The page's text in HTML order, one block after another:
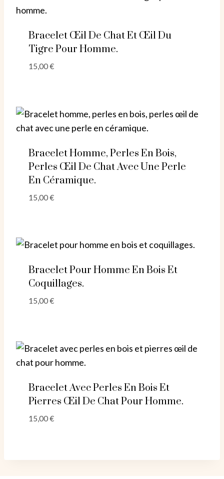
Bracelet Œil De Chat Et Œil Du
Tigre Pour Homme.
15,00€
Bracelet Homme, Perles En Bois,
Perles Œil De Chat Avec Une Perle
En Céramique.
15,00€
Bracelet Pour Homme En Bois Et
Coquillages.
15,00€
Bracelet Avec Perles En Bois Et
Pierres Œil De Chat Pour Homme.
15,00€